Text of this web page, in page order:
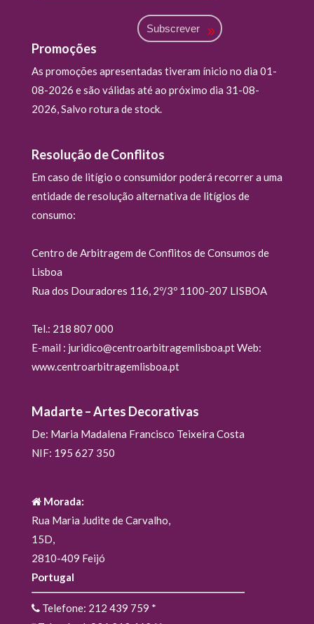
Subscrever
Promoções
As promoções apresentadas tiveram ínicio no dia 01-
08-2026 e são válidas até ao próximo dia 31-08-
2026, Salvo rotura de stock.
Resolução de Conflitos
Em caso de litígio o consumidor poderá recorrer a uma
entidade de resolução alternativa de litígios de
consumo:
Centro de Arbitragem de Conflitos de Consumos de
Lisboa
Rua dos Douradores 116, 2º/3º 1100-207 LISBOA
Tel.: 218 807 000
E-mail : juridico@centroarbitragemlisboa.pt Web:
www.centroarbitragemlisboa.pt
Madarte – Artes Decorativas
De: Maria Madalena Francisco Teixeira Costa
NIF: 195 627 350
Morada:
Rua Maria Judite de Carvalho,
15D,
2810-409 Feijó
Portugal
Telefone: 212 439 759 *